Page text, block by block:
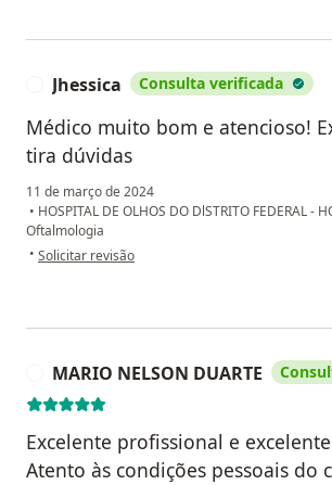
Jhessica Consulta verificada
Médico muito bom e atencioso!
tira dúvidas
11 de março de 2024
• HOSPITAL DE OLHOS DO DlSTRITO FEDERAL -
Oftalmologia
• na opinião do utilizador Jhessica
Solicitar revisão
MARIO NELSON DUARTE
Excelente profissional e
Atento às condições pessoais do